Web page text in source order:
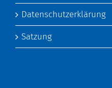
Datenschutzerklärung
Satzung